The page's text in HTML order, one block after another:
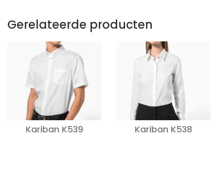
Gerelateerde producten
Kariban K539 Kariban K538